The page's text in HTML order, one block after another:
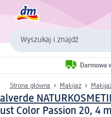
Wyszukaj i znajdź
Darmowa
Strona główna Makijaż
alverde
ust Color Passion 20, 4